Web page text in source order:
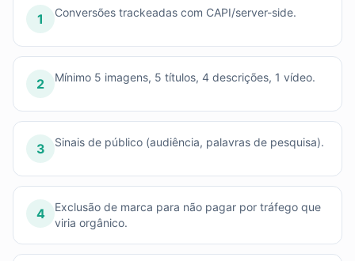
1 Conversões trackeadas com CAPI/server-side.
2 Mínimo 5 imagens, 5 títulos, 4 descrições, 1 vídeo.
3 Sinais de público (audiência, palavras de pesquisa).
4
Exclusão de marca para não pagar por tráfego que
viria orgânico.